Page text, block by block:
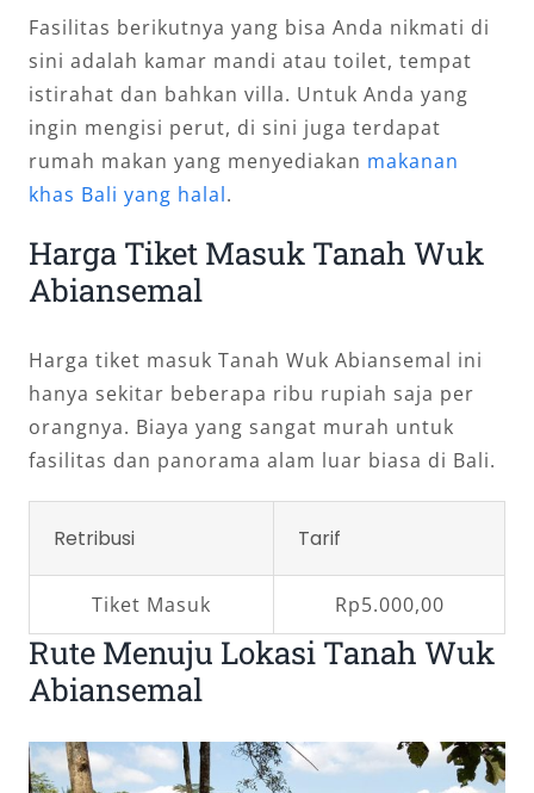
Fasilitas berikutnya yang bisa Anda nikmati di
sini adalah kamar mandi atau toilet, tempat
istirahat dan bahkan villa. Untuk Anda yang
ingin mengisi perut, di sini juga terdapat
rumah makan yang menyediakan makanan
khas Bali yang halal.
Harga Tiket Masuk Tanah Wuk
Abiansemal
Harga tiket masuk Tanah Wuk Abiansemal ini
hanya sekitar beberapa ribu rupiah saja per
orangnya. Biaya yang sangat murah untuk
fasilitas dan panorama alam luar biasa di Bali.
Retribusi Tarif
Tiket Masuk Rp5.000,00
Rute Menuju Lokasi Tanah Wuk
Abiansemal